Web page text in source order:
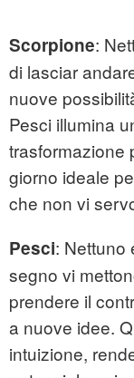
Scorpione:
di lasciar
nuove
Pesci illumina
trasformazione
giorno ideale
che non vi
Pesci: Nettuno
segno vi
prendere il
a nuove idee.
intuizione,